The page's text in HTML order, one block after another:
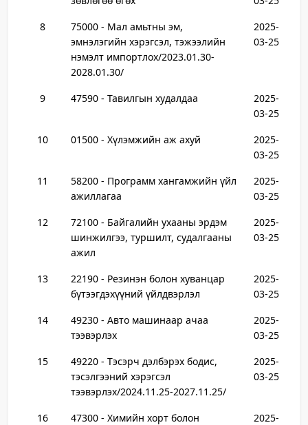
8
75000 - Мал амьтны эм,
эмнэлэгийн хэрэгсэл, тэжээлийн
нэмэлт импортлох/2023.01.30-
2028.01.30/
2025-
03-25
9 47590 - Тавилгын худалдаа
2025-
03-25
10
01500 - Хүлэмжийн аж ахуй
2025-
03-25
11
58200 - Программ хангамжийн үйл
ажиллагаа
2025-
03-25
12
72100 - Байгалийн ухааны эрдэм
шинжилгээ, туршилт, судалгааны
ажил
2025-
03-25
13
22190 - Резинэн болон хуванцар
бүтээгдэхүүний үйлдвэрлэл
2025-
03-25
14
49230 - Авто машинаар ачаа
тээвэрлэх
2025-
03-25
15
49220 - Тэсэрч дэлбэрэх бодис,
тэсэлгээний хэрэгсэл
тээвэрлэх/2024.11.25-2027.11.25/
2025-
03-25
16
47300 - Химийн хорт болон
2025-